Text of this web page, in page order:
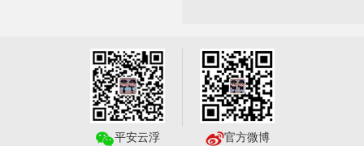
平安云浮 官方微博